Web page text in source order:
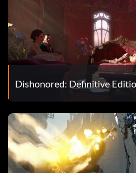
Dishonored: Definitive